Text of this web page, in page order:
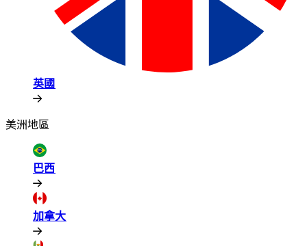
英國​​
美洲地區​​
巴西​​
加拿大​​